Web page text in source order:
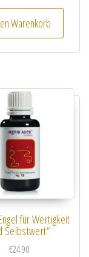
Warenkorb
für Wertigkeit
Selbstwert“
€24.90